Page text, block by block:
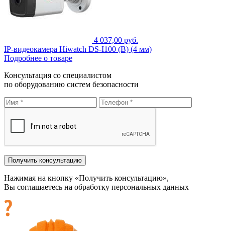
4 037,00 руб.
IP-видеокамера Hiwatch DS-I100 (B) (4 мм)
Подробнее о товаре
Консультация со специалистом
по оборудованию систем безопасности
Нажимая на кнопку «Получить консультацию»,
Вы соглашаетесь на обработку персональных данных